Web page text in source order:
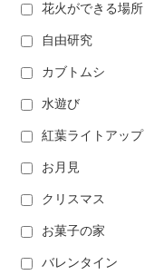
花火ができる場所
自由研究
カブトムシ
水遊び
紅葉ライトアップ
お月見
クリスマス
お菓子の家
バレンタイン